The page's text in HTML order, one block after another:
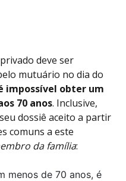
deve ser
mutuário no dia do
impossível obter um
70 anos. Inclusive,
dossiê aceito a partir
comuns a este
da família:
menos de 70 anos, é